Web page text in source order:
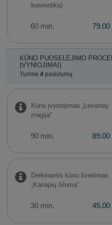
kosmetika)
60 min. 79.00
KŪNO PUOSELĖJIMO
ĮVYNIOJIMAI)
Turime 4pasiūlymų
Kūno įvyniojimas „Levandų
magija"
90 min. 89.00
Drėkinantis kūno šveitimas
„Kanapių šiluma“
30 min. 45.00